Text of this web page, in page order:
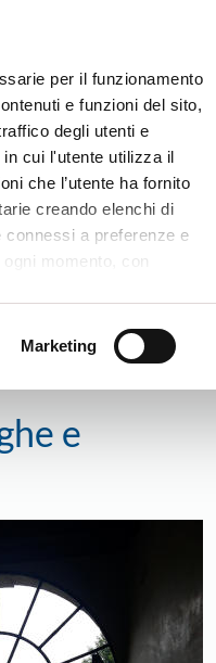
per il funzionamento
e funzioni del sito,
degli utenti e
in cui l'utente utilizza il
che l’utente ha fornito
creando elenchi di
a preferenze e
momento, con
la ns. Cookie Policy.
Marketing
PROGETTI NEWS
e